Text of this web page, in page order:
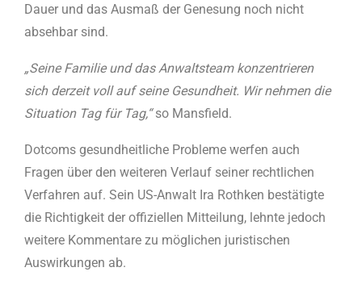
Dauer und das Ausmaß der Genesung noch nicht
absehbar sind.
„Seine Familie und das Anwaltsteam konzentrieren
sich derzeit voll auf seine Gesundheit. Wir nehmen die
Situation Tag für Tag,“so Mansfield.
Dotcoms gesundheitliche Probleme werfen auch
Fragen über den weiteren Verlauf seiner rechtlichen
Verfahren auf. Sein US-Anwalt Ira Rothken bestätigte
die Richtigkeit der offiziellen Mitteilung, lehnte jedoch
weitere Kommentare zu möglichen juristischen
Auswirkungen ab.